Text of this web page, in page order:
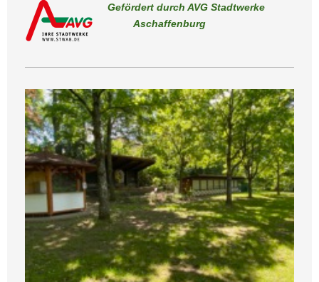
Gefördert durch AVG Stadtwerke
Aschaffenburg